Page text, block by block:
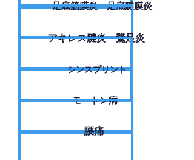
足底筋膜炎・足底腱膜炎
アキレス腱炎・鵞足炎
シンスプリント
モートン病
腰痛